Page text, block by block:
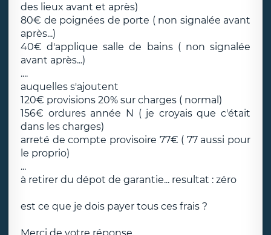
des lieux avant et après)
80€ de poignées de porte ( non signalée avant
après...)
40€ d'applique salle de bains ( non signalée
avant après...)
....
auquelles s'ajoutent
120€ provisions 20% sur charges ( normal)
156€ ordures année N ( je croyais que c'était
dans les charges)
arreté de compte provisoire 77€ ( 77 aussi pour
le proprio)
...
à retirer du dépot de garantie... resultat : zéro
est ce que je dois payer tous ces frais ?